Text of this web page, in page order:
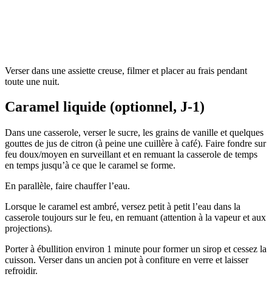
Verser dans une assiette creuse, filmer et placer au frais pendant
toute une nuit.
Caramel liquide (optionnel, J-1)
Dans une casserole, verser le sucre, les grains de vanille et quelques
gouttes de jus de citron (à peine une cuillère à café). Faire fondre sur
feu doux/moyen en surveillant et en remuant la casserole de temps
en temps jusqu’à ce que le caramel se forme.
En parallèle, faire chauffer l’eau.
Lorsque le caramel est ambré, versez petit à petit l’eau dans la
casserole toujours sur le feu, en remuant (attention à la vapeur et aux
projections).
Porter à ébullition environ 1 minute pour former un sirop et cessez la
cuisson. Verser dans un ancien pot à confiture en verre et laisser
refroidir.